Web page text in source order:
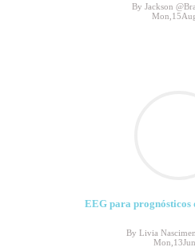
By Jackson
EEG para prognósticos
By Livia